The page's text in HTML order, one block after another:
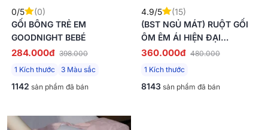
0/5
(0)
GỐI BÔNG TRẺ EM
GOODNIGHT BEBÉ
284.000đ 398.000
1 Kích thước
3 Màu sắc
1142 sản phẩm đã bán
4.9/5
(15)
(BST NGỦ MÁT) RUỘT GỐI
ÔM ÊM ÁI HIỆN ĐẠI
GOODNIGHT POPPY CHUẨN
CÔNG THÁI HỌC, PHÙ HỢP
360.000đ 480.000
1 Kích thước
8143 sản phẩm đã bán